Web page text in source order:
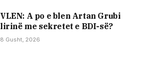
VLEN: A po e blen Artan Grubi
lirinë me sekretet e BDI-së?
8 Gusht, 2026